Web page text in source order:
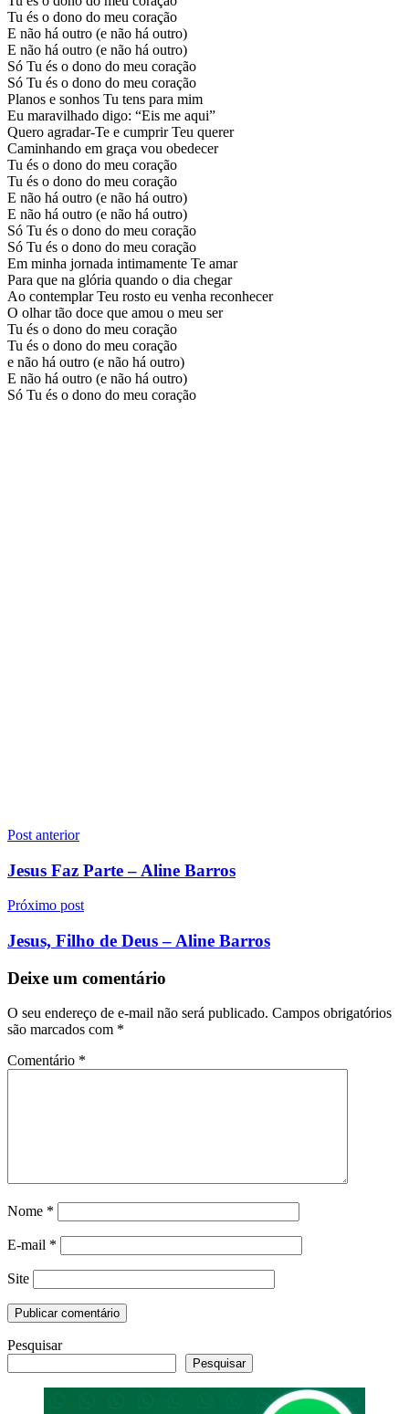
Tu és o dono do meu coração
E não há outro (e não há outro)
E não há outro (e não há outro)
Só Tu és o dono do meu coração
Só Tu és o dono do meu coração
Planos e sonhos Tu tens para mim
Eu maravilhado digo: “Eis me aqui”
Quero agradar-Te e cumprir Teu querer
Caminhando em graça vou obedecer
Tu és o dono do meu coração
Tu és o dono do meu coração
E não há outro (e não há outro)
E não há outro (e não há outro)
Só Tu és o dono do meu coração
Só Tu és o dono do meu coração
Em minha jornada intimamente Te amar
Para que na glória quando o dia chegar
Ao contemplar Teu rosto eu venha reconhecer
O olhar tão doce que amou o meu ser
Tu és o dono do meu coração
Tu és o dono do meu coração
e não há outro (e não há outro)
E não há outro (e não há outro)
Só Tu és o dono do meu coração
Navegação
de
Post anterior
Jesus Faz Parte – Aline Barros
Próximo post
Jesus, Filho de Deus – Aline Barros
Deixe um comentário
O seu endereço de e-mail não será publicado. Campos obrigatórios
são marcados com *
Comentário *
Nome *
E-mail *
Site
Pesquisar
Pesquisar